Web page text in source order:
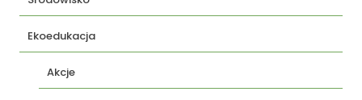
Ekoedukacja
Akcje